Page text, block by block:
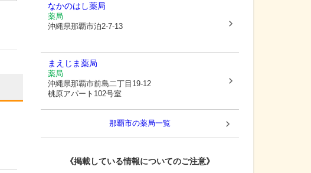
なかのはし薬局
薬局
沖縄県那覇市泊2-7-13
まえじま薬局
薬局
沖縄県那覇市前島二丁目19-12
桃原アパート102号室
那覇市の薬局一覧
《掲載している情報についてのご注意》